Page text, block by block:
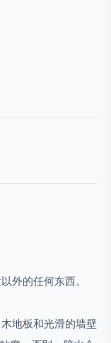
外的任何东西。
地板和光滑的墙壁